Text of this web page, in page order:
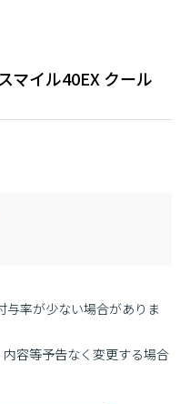
マイル40EX クール
率が少ない場合がありま
容等予告なく変更する場合